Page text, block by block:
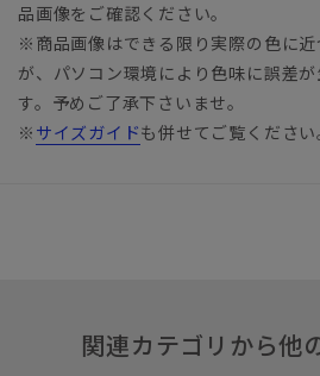
品画像をご確認ください。
※商品画像はできる限り実際の色に
が、パソコン環境により色味に誤差
す。予めご了承下さいませ。
※ サイズガイドも併せてご覧ください
関連カテゴリから他